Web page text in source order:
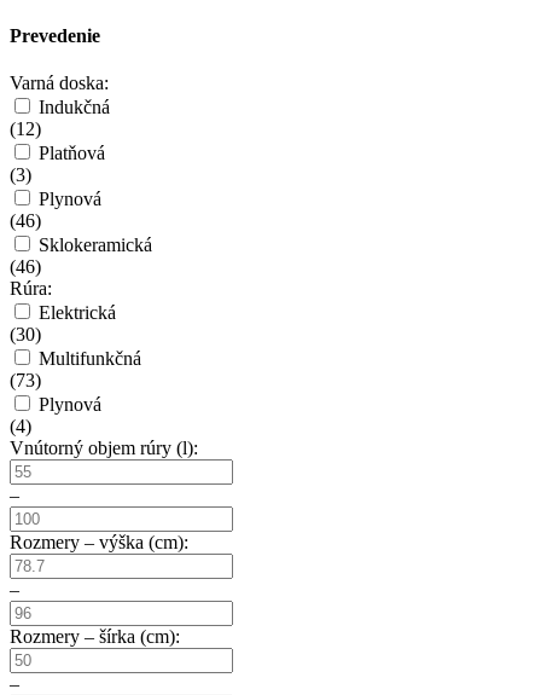
Prevedenie
Varná doska:
Indukčná
(12)
Platňová
(3)
Plynová
(46)
Sklokeramická
(46)
Rúra:
Elektrická
(30)
Multifunkčná
(73)
Plynová
(4)
Vnútorný objem rúry (l):
–
Rozmery – výška (cm):
–
Rozmery – šírka (cm):
–